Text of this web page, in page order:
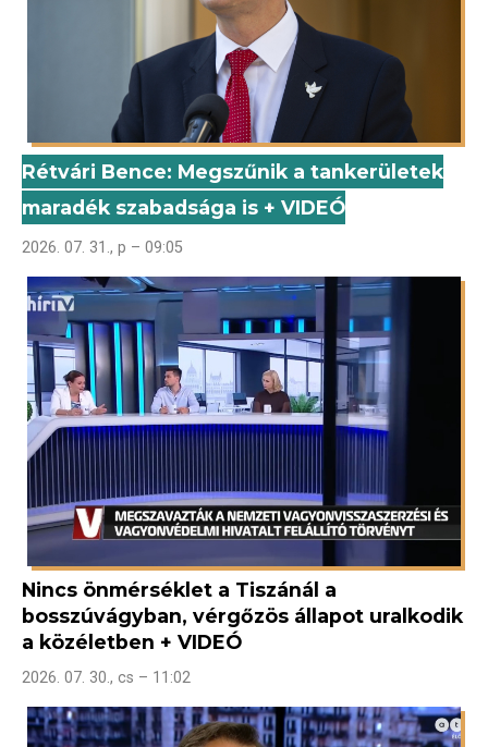
Rétvári Bence: Megszűnik a tankerületek
maradék szabadsága is + VIDEÓ
2026. 07. 31., p – 09:05
Nincs önmérséklet a Tiszánál a
bosszúvágyban, vérgőzös állapot uralkodik
a közéletben + VIDEÓ
2026. 07. 30., cs – 11:02